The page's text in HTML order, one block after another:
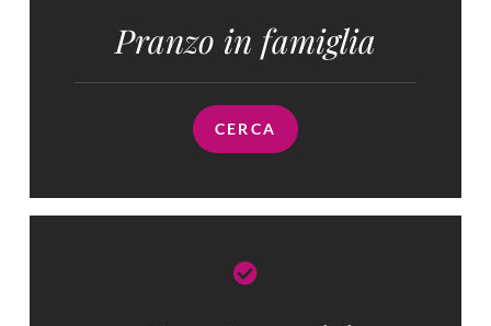
Pranzo in famiglia​
CERCA